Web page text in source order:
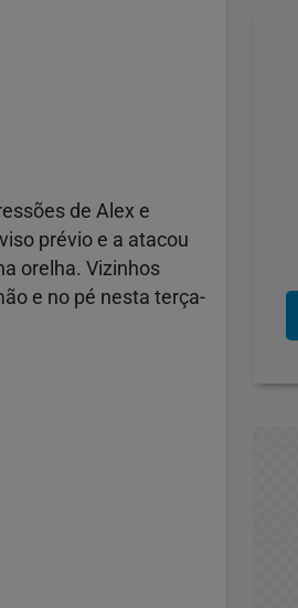
de Alex e
prévio e a atacou
orelha. Vizinhos
e no pé nesta terça-